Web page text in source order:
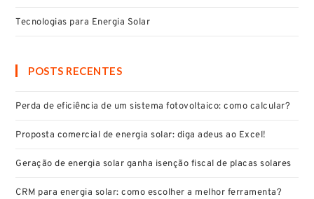
Tecnologias para Energia Solar
POSTS RECENTES
Perda de eficiência de um sistema fotovoltaico: como calcular?
Proposta comercial de energia solar: diga adeus ao Excel!
Geração de energia solar ganha isenção fiscal de placas solares
CRM para energia solar: como escolher a melhor ferramenta?